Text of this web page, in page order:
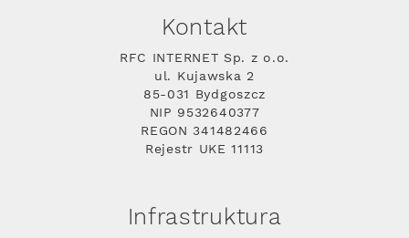
Kontakt
RFC INTERNET Sp. z o.o.
ul. Kujawska 2
85-031 Bydgoszcz
NIP 9532640377
REGON 341482466
Rejestr UKE 11113
Infrastruktura